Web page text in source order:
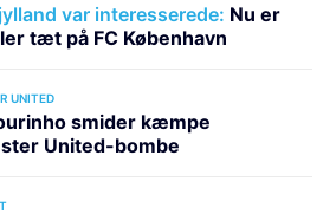
var interesserede: Nu er
tæt på FC København
UNITED
smider kæmpe
United-bombe